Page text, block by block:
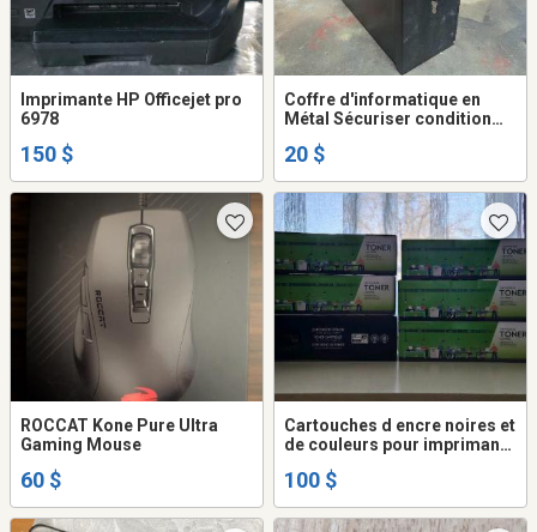
Imprimante HP Officejet pro
6978
150 $
Coffre d'informatique en
Métal Sécuriser condition
20 $
ROCCAT Kone Pure Ultra
Gaming Mouse
60 $
Cartouches d encre noires et
de couleurs pour imprimante
100 $